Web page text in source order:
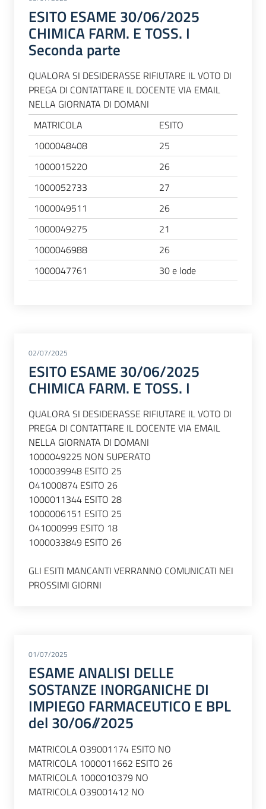
ESITO ESAME 30/06/2025
CHIMICA FARM. E TOSS. I
Seconda parte
QUALORA SI DESIDERASSE RIFIUTARE IL VOTO DI
PREGA DI CONTATTARE IL DOCENTE VIA EMAIL
NELLA GIORNATA DI DOMANI
MATRICOLA
ESITO
1000048408
25
1000015220
26
1000052733
27
1000049511
26
1000049275
21
1000046988
26
1000047761
30 e lode
02/07/2025
ESITO ESAME 30/06/2025
CHIMICA FARM. E TOSS. I
QUALORA SI DESIDERASSE RIFIUTARE IL VOTO DI
PREGA DI CONTATTARE IL DOCENTE VIA EMAIL
NELLA GIORNATA DI DOMANI
1000049225 NON SUPERATO
1000039948 ESITO 25
O41000874 ESITO 26
1000011344 ESITO 28
1000006151 ESITO 25
O41000999 ESITO 18
1000033849 ESITO 26
GLI ESITI MANCANTI VERRANNO COMUNICATI NEI
PROSSIMI GIORNI
01/07/2025
ESAME ANALISI DELLE
SOSTANZE INORGANICHE DI
IMPIEGO FARMACEUTICO E BPL
del 30/06//2025
MATRICOLA O39001174 ESITO NO
MATRICOLA 1000011662 ESITO 26
MATRICOLA 1000010379 NO
MATRICOLA O39001412 NO